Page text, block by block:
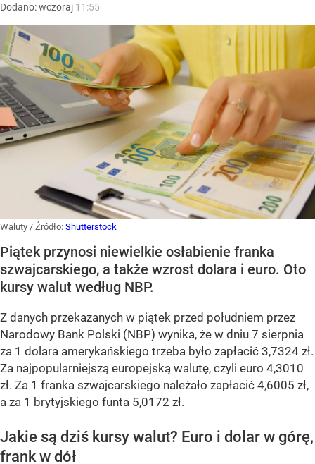
Dodano:wczoraj 11:55
Waluty / Źródło: Shutterstock
Piątek przynosi niewielkie osłabienie franka
szwajcarskiego, a także wzrost dolara i euro. Oto
kursy walut według NBP.
Z danych przekazanych w piątek przed południem przez
Narodowy Bank Polski (NBP) wynika, że w dniu 7 sierpnia
za 1 dolara amerykańskiego trzeba było zapłacić 3,7324 zł.
Za najpopularniejszą europejską walutę, czyli euro 4,3010
zł. Za 1 franka szwajcarskiego należało zapłacić 4,6005 zł,
a za 1 brytyjskiego funta 5,0172 zł.
Jakie są dziś kursy walut? Euro i dolar w górę,
frank w dół